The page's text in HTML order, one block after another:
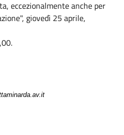
eccezionalmente anche per
giovedì 25 aprile,